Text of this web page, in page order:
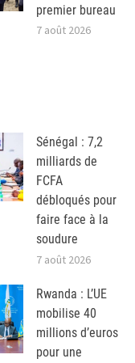
premier bureau
7 août 2026
Sénégal : 7,2
milliards de
FCFA
débloqués pour
faire face à la
soudure
7 août 2026
Rwanda : L’UE
mobilise 40
millions d’euros
pour une